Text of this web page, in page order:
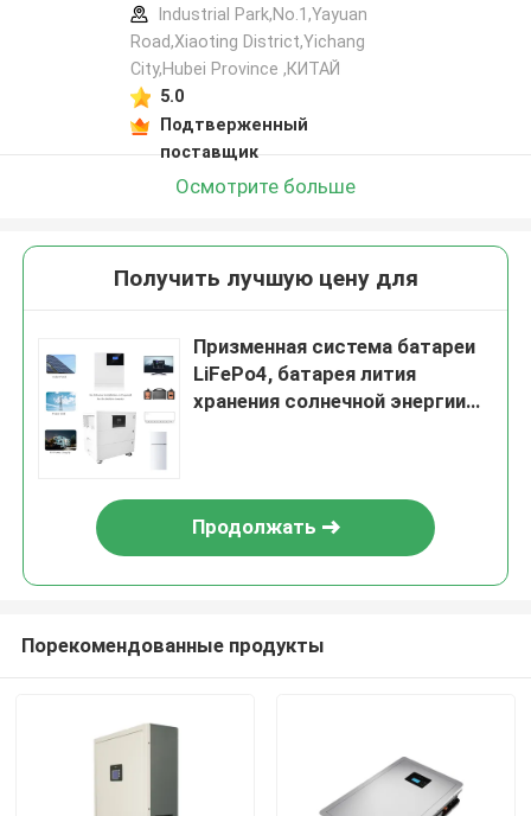
Industrial Park,No.1,Yayuan
Road,Xiaoting District,Yichang
City,Hubei Province ,КИТАЙ
5.0
Подтверженный
поставщик
Осмотрите больше
Получить лучшую цену для
Призменная система батареи
LiFePo4, батарея лития
хранения солнечной энергии
Продолжать
Порекомендованные продукты